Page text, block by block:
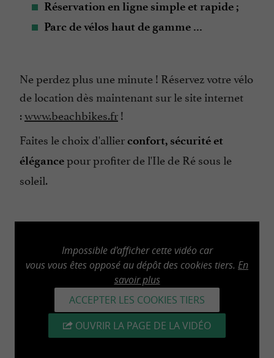
Réservation en ligne simple et rapide ;
Parc de vélos haut de gamme ...
Ne perdez plus une minute ! Réservez votre vélo
de location dès maintenant sur le site internet
:www.beachbikes.fr!
Faites le choix d'allierconfort, sécurité et
élégancepour profiter de l'Ile de Ré sous le
soleil.
Impossible d'afficher cette vidéo car
vous vous êtes opposé au dépôt des cookies tiers. En
savoir plus
ACCEPTER LES COOKIES TIERS
OUVRIR LA PAGE DE LA VIDÉO